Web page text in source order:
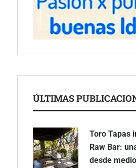
ÚLTIMAS
Toro Tapas
Raw Bar:
desde